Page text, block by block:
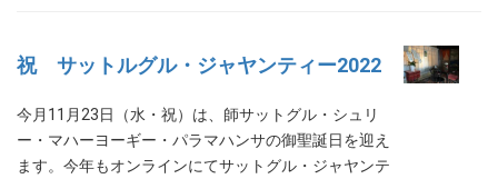
祝 サットルグル・ジャヤンティー2022
今月11月23日（水・祝）は、師サットグル・シュリ
ー・マハーヨーギー・パラマハンサの御聖誕日を迎え
ます。今年もオンラインにてサットグル・ジャヤンテ